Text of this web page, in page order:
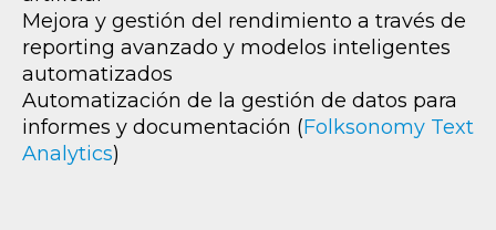
Mejora y gestión del rendimiento a través de
reporting avanzado y modelos inteligentes
automatizados
Automatización de la gestión de datos para
informes y documentación (Folksonomy Text
Analytics)